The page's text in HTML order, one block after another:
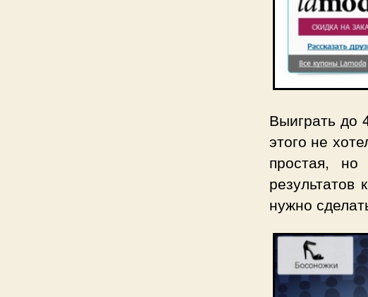
Выиграть до
этого не
простая,
результатов
нужно